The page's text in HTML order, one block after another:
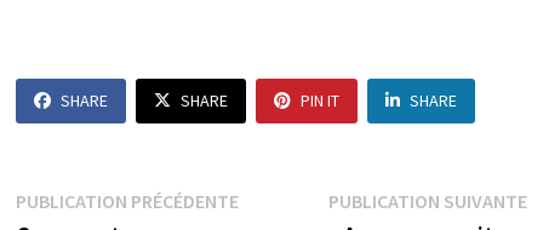
SHARE SHARE PIN IT SHARE
Navigation
PUBLICATION PRÉCÉDENTEPublicationPUBLICATION SUIVANTE